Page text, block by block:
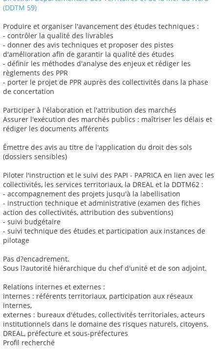
(DDTM 59)
Produire et organiser l'avancement des études techniques :
- contrôler la qualité des livrables
- donner des avis techniques et proposer des pistes
d'amélioration afin de garantir la qualité des études
- définir les méthodes d'analyse des enjeux et rédiger les
règlements des PPR
- porter le projet de PPR auprès des collectivités dans la phase
de concertation
Participer à l'élaboration et l'attribution des marchés
Assurer l'exécution des marchés publics : maîtriser les délais et
rédiger les documents afférents
Émettre des avis au titre de l'application du droit des sols
(dossiers sensibles)
Piloter l'instruction et le suivi des PAPI - PAPRICA en lien avec les
collectivités, les services territoriaux, la DREAL et la DDTM62 :
- accompagnement des projets jusqu'à la labellisation
- instruction technique et administrative (examen des fiches
action des collectivités, attribution des subventions)
- suivi budgétaire
- suivi technique des études et participation aux instances de
pilotage
Pas d?encadrement.
Sous l?autorité hiérarchique du chef d'unité et de son adjoint.
Relations internes et externes :
internes : référents territoriaux, participation aux réseaux
internes,
externes : bureaux d'études, collectivités territoriales, acteurs
institutionnels dans le domaine des risques naturels, citoyens,
DREAL, préfecture et sous-préfectures
Profil recherché